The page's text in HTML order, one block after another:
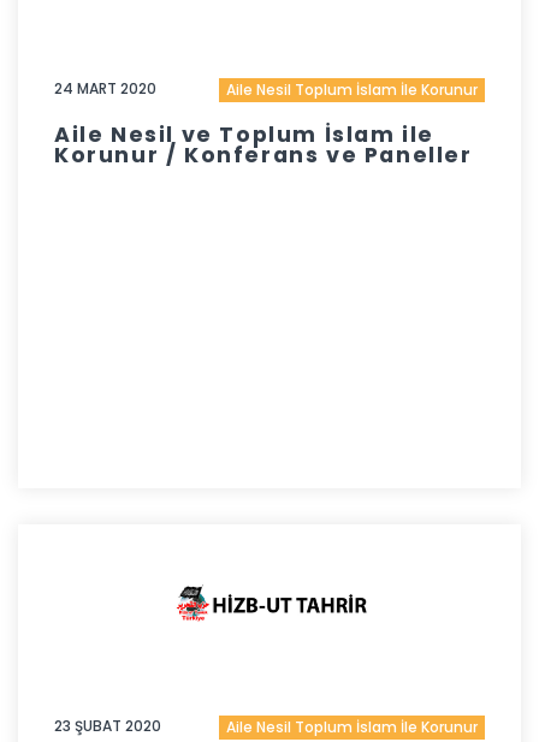
24 MART 2020 Aile Nesil Toplum İslam İle Korunur
Aile Nesil ve Toplum İslam ile
Korunur / Konferans ve Paneller
23 ŞUBAT 2020 Aile Nesil Toplum İslam İle Korunur